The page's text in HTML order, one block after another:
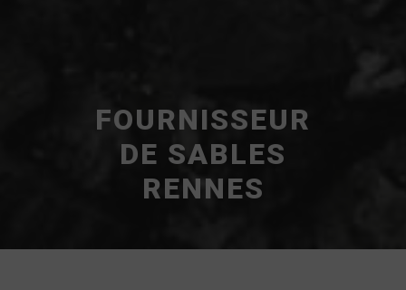
FOURNISSEUR
DE SABLES
RENNES